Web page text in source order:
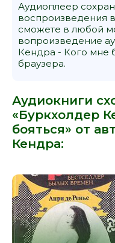
Аудиоплеер
воспроизведения
сможете в любой
вопроизведение
Кендра - Кого мне
браузера.
Аудиокниги
«Буркхолдер
бояться» от
Кендра: